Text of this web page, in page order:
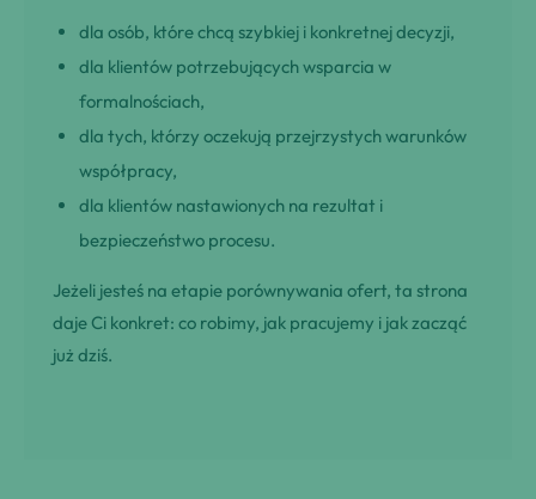
dla osób, które chcą szybkiej i konkretnej decyzji,
dla klientów potrzebujących wsparcia w
formalnościach,
dla tych, którzy oczekują przejrzystych warunków
współpracy,
dla klientów nastawionych na rezultat i
bezpieczeństwo procesu.
Jeżeli jesteś na etapie porównywania ofert, ta strona
daje Ci konkret: co robimy, jak pracujemy i jak zacząć
już dziś.